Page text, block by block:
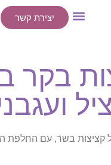
יצירת קשר
בקר
קציצות בשר, עם החלפת